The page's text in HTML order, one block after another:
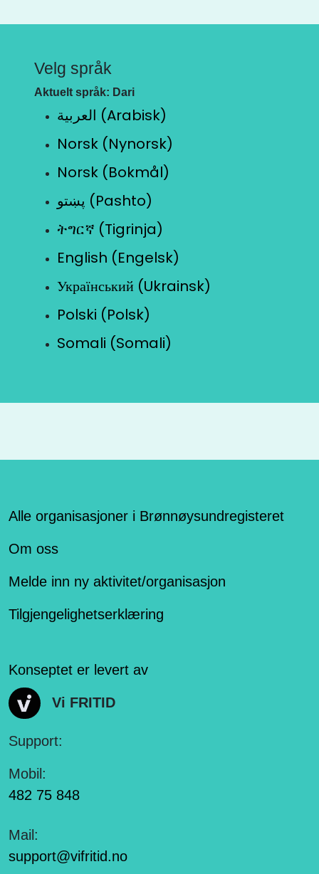
Velg språk
Aktuelt språk: Dari
العربية (Arabisk)
Norsk (Nynorsk)
Norsk (Bokmål)
پښتو (Pashto)
ትግርኛ (Tigrinja)
English (Engelsk)
Український (Ukrainsk)
Polski (Polsk)
Somali (Somali)
Alle organisasjoner i Brønnøysundregisteret
Om oss
Melde inn ny aktivitet/organisasjon
Tilgjengelighetserklæring
Konseptet er levert av
Vi FRITID
Support:
Mobil:
482 75 848
Mail:
support@vifritid.no